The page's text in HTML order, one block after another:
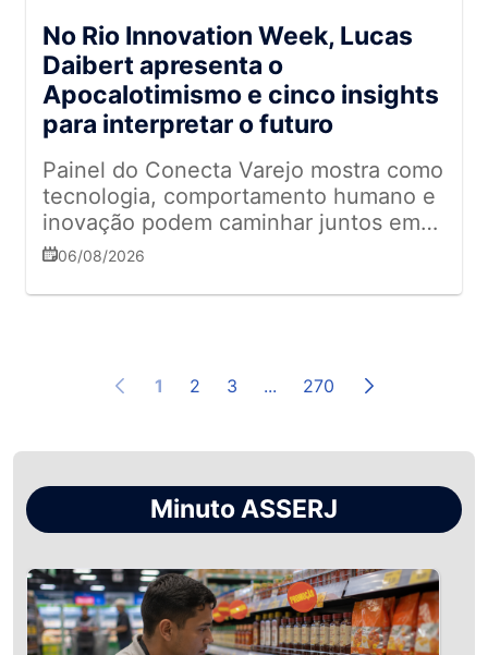
No Rio Innovation Week, Lucas
Daibert apresenta o
Apocalotimismo e cinco insights
para interpretar o futuro
Painel do Conecta Varejo mostra como
tecnologia, comportamento humano e
inovação podem caminhar juntos em
um mundo de rápidas transformações
06/08/2026
1 2 3 ... 270
Minuto ASSERJ